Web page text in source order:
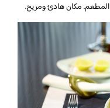
مكان هادئ ومريح.